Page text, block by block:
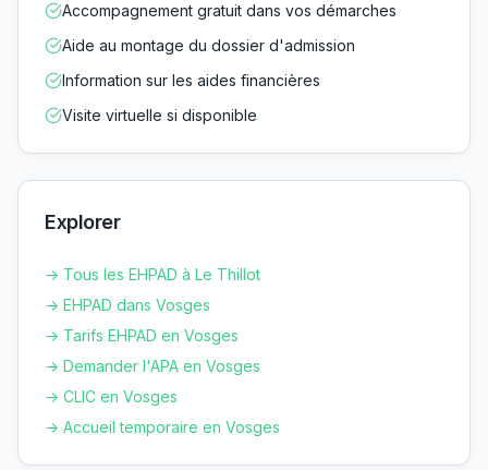
Accompagnement gratuit dans vos démarches
Aide au montage du dossier d'admission
Information sur les aides financières
Visite virtuelle si disponible
Explorer
→ Tous les EHPAD à Le Thillot
→ EHPAD dans Vosges
→ Tarifs EHPAD en Vosges
→ Demander l'APA en Vosges
→ CLIC en Vosges
→ Accueil temporaire en Vosges